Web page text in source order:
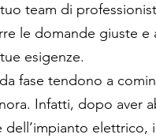
team di
le domande giuste
esigenze.
fase tendono a
Infatti, dopo aver
dell’impianto